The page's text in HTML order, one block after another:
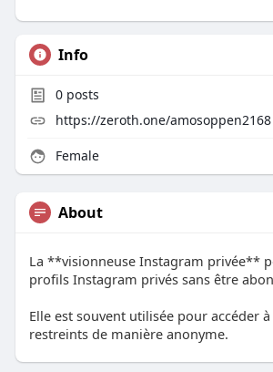
Info
0posts
https://zeroth.one/amosoppen2168
Female
About
La **visionneuse Instagram privée**
profils Instagram privés sans être
Elle est souvent utilisée pour accéder
restreints de manière anonyme.